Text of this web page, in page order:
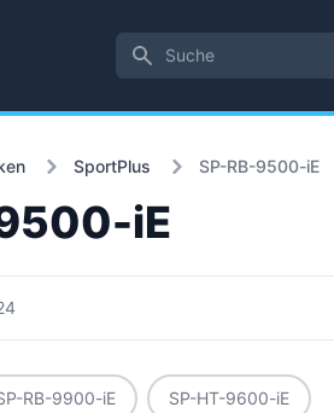
Suche
SportPlus SP-RB-9500-iE
iE
RB-9900-iE SP-HT-9600-iE